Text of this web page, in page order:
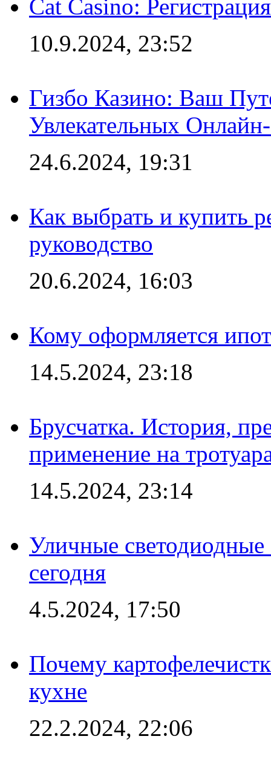
Cat Casino:
10.9.2024, 23:52
Гизбо Казино: Ваш
Увлекательных
24.6.2024, 19:31
Как выбрать и купить
руководство
20.6.2024, 16:03
Кому оформляется
14.5.2024, 23:18
Брусчатка. История,
применение на
14.5.2024, 23:14
Уличные
сегодня
4.5.2024, 17:50
Почему
кухне
22.2.2024, 22:06